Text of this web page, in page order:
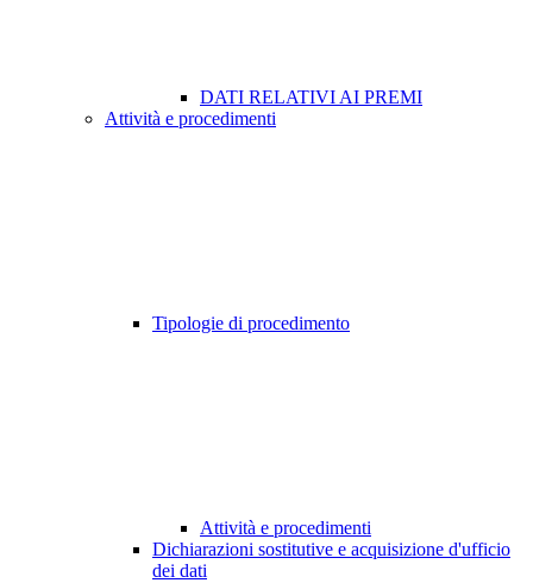
DATI RELATIVI AI PREMI
Attività e procedimenti
Tipologie di procedimento
Attività e procedimenti
Dichiarazioni sostitutive e acquisizione d'ufficio
dei dati